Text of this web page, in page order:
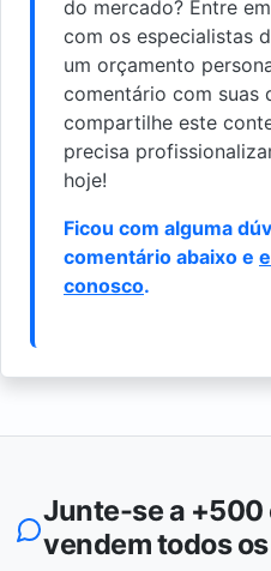
do mercado? Entre
com os especialistas
um orçamento
comentário com suas
compartilhe este
precisa
hoje!
Ficou com alguma
comentário abaixo e
conosco.
Junte-se a +500
vendem todos